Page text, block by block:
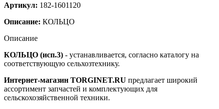
Артикул: 182-1601120
Описание: КОЛЬЦО
Описание
КОЛЬЦО (исп.3) - устанавливается, согласно каталогу на
соответствующую сельхозтехнику.
Интернет-магазин TORGINET.RU предлагает широкий
ассортимент запчастей и комплектующих для
сельскохозяйственной техники.